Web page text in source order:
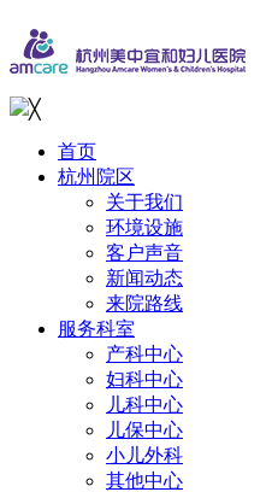
╳
首页
杭州院区
关于我们
环境设施
客户声音
新闻动态
来院路线
服务科室
产科中心
妇科中心
儿科中心
儿保中心
小儿外科
其他中心